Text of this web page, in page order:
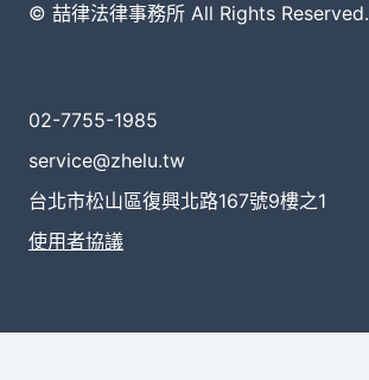
© 喆律法律事務所 All Rights Reserved.
02-7755-1985
service@zhelu.tw
台北市松山區復興北路167號9樓之1
使用者協議